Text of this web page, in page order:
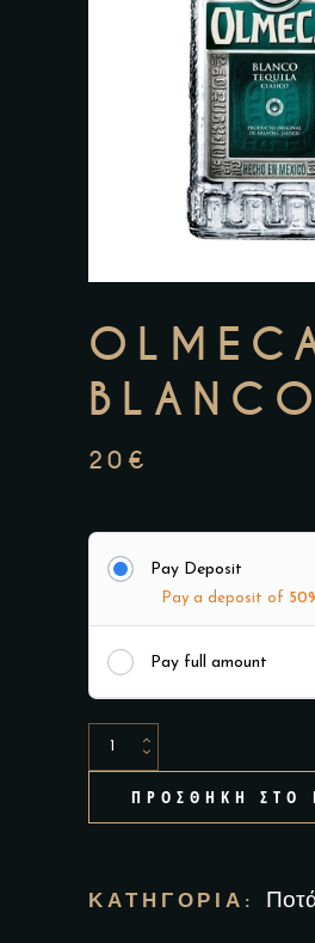
BLANCO
20 €
Pay Deposit
Pay a deposit of
Pay full amount
Olmeca
Blanco
quantity
ΠΡΟΣΘΉΚΗ ΣΤΟ
ΚΑΤΗΓΟΡΊΑ: